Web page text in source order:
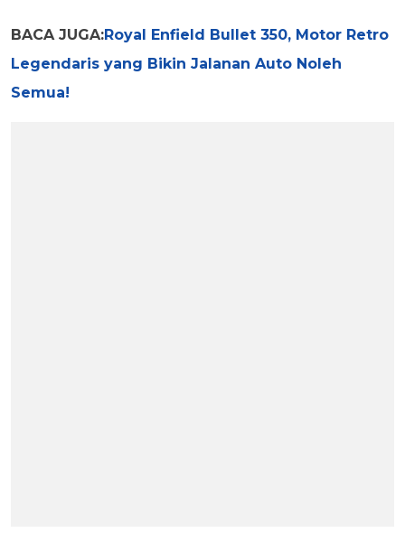
BACA JUGA:Royal Enfield Bullet 350, Motor Retro
Legendaris yang Bikin Jalanan Auto Noleh
Semua!